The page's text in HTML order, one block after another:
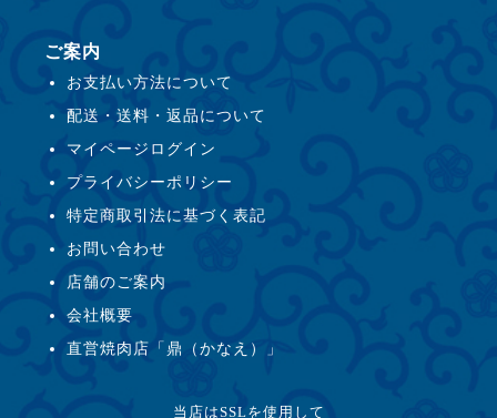
ご案内
お支払い方法について
配送・送料・返品について
マイページログイン
プライバシーポリシー
特定商取引法に基づく表記
お問い合わせ
店舗のご案内
会社概要
直営焼肉店「鼎（かなえ）」
当店はSSLを使用して